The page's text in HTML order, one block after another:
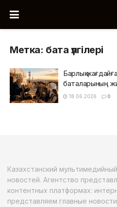
Метка: бата үлгілері
Барлық
баталарының
18.06.2026 0
Казахстанский
новостей. Агентство
контентных платформах:
представляем главные